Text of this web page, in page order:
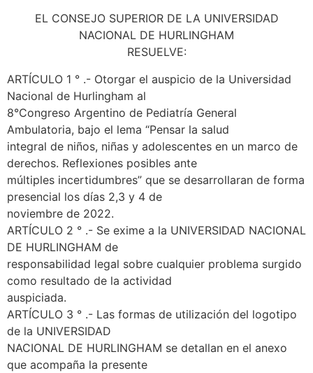
EL CONSEJO SUPERIOR DE LA UNIVERSIDAD
NACIONAL DE HURLINGHAM
RESUELVE:
ARTÍCULO 1 ° .- Otorgar el auspicio de la Universidad
Nacional de Hurlingham al
8°Congreso Argentino de Pediatría General
Ambulatoria, bajo el lema “Pensar la salud
integral de niños, niñas y adolescentes en un marco de
derechos. Reflexiones posibles ante
múltiples incertidumbres” que se desarrollaran de forma
presencial los días 2,3 y 4 de
noviembre de 2022.
ARTÍCULO 2 ° .- Se exime a la UNIVERSIDAD NACIONAL
DE HURLINGHAM de
responsabilidad legal sobre cualquier problema surgido
como resultado de la actividad
auspiciada.
ARTÍCULO 3 ° .- Las formas de utilización del logotipo
de la UNIVERSIDAD
NACIONAL DE HURLINGHAM se detallan en el anexo
que acompaña la presente